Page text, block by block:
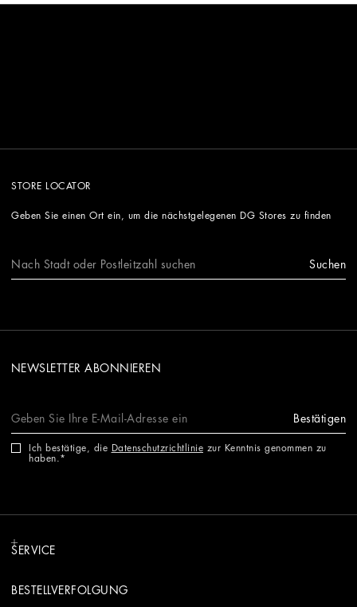
STORE LOCATOR
Geben Sie einen Ort ein, um die nächstgelegenen DG Stores zu finden
Suchen
NEWSLETTER ABONNIEREN
Bestätigen
Ich bestätige, die Datenschutzrichtlinie zur Kenntnis genommen zu
haben.
SERVICE
BESTELLVERFOLGUNG